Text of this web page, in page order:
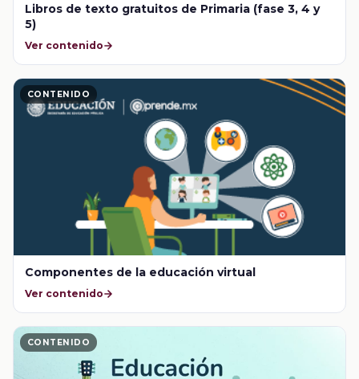
Libros de texto gratuitos de Primaria (fase 3, 4 y
5)
Ver contenido
CONTENIDO
Componentes de la educación virtual
Ver contenido
CONTENIDO